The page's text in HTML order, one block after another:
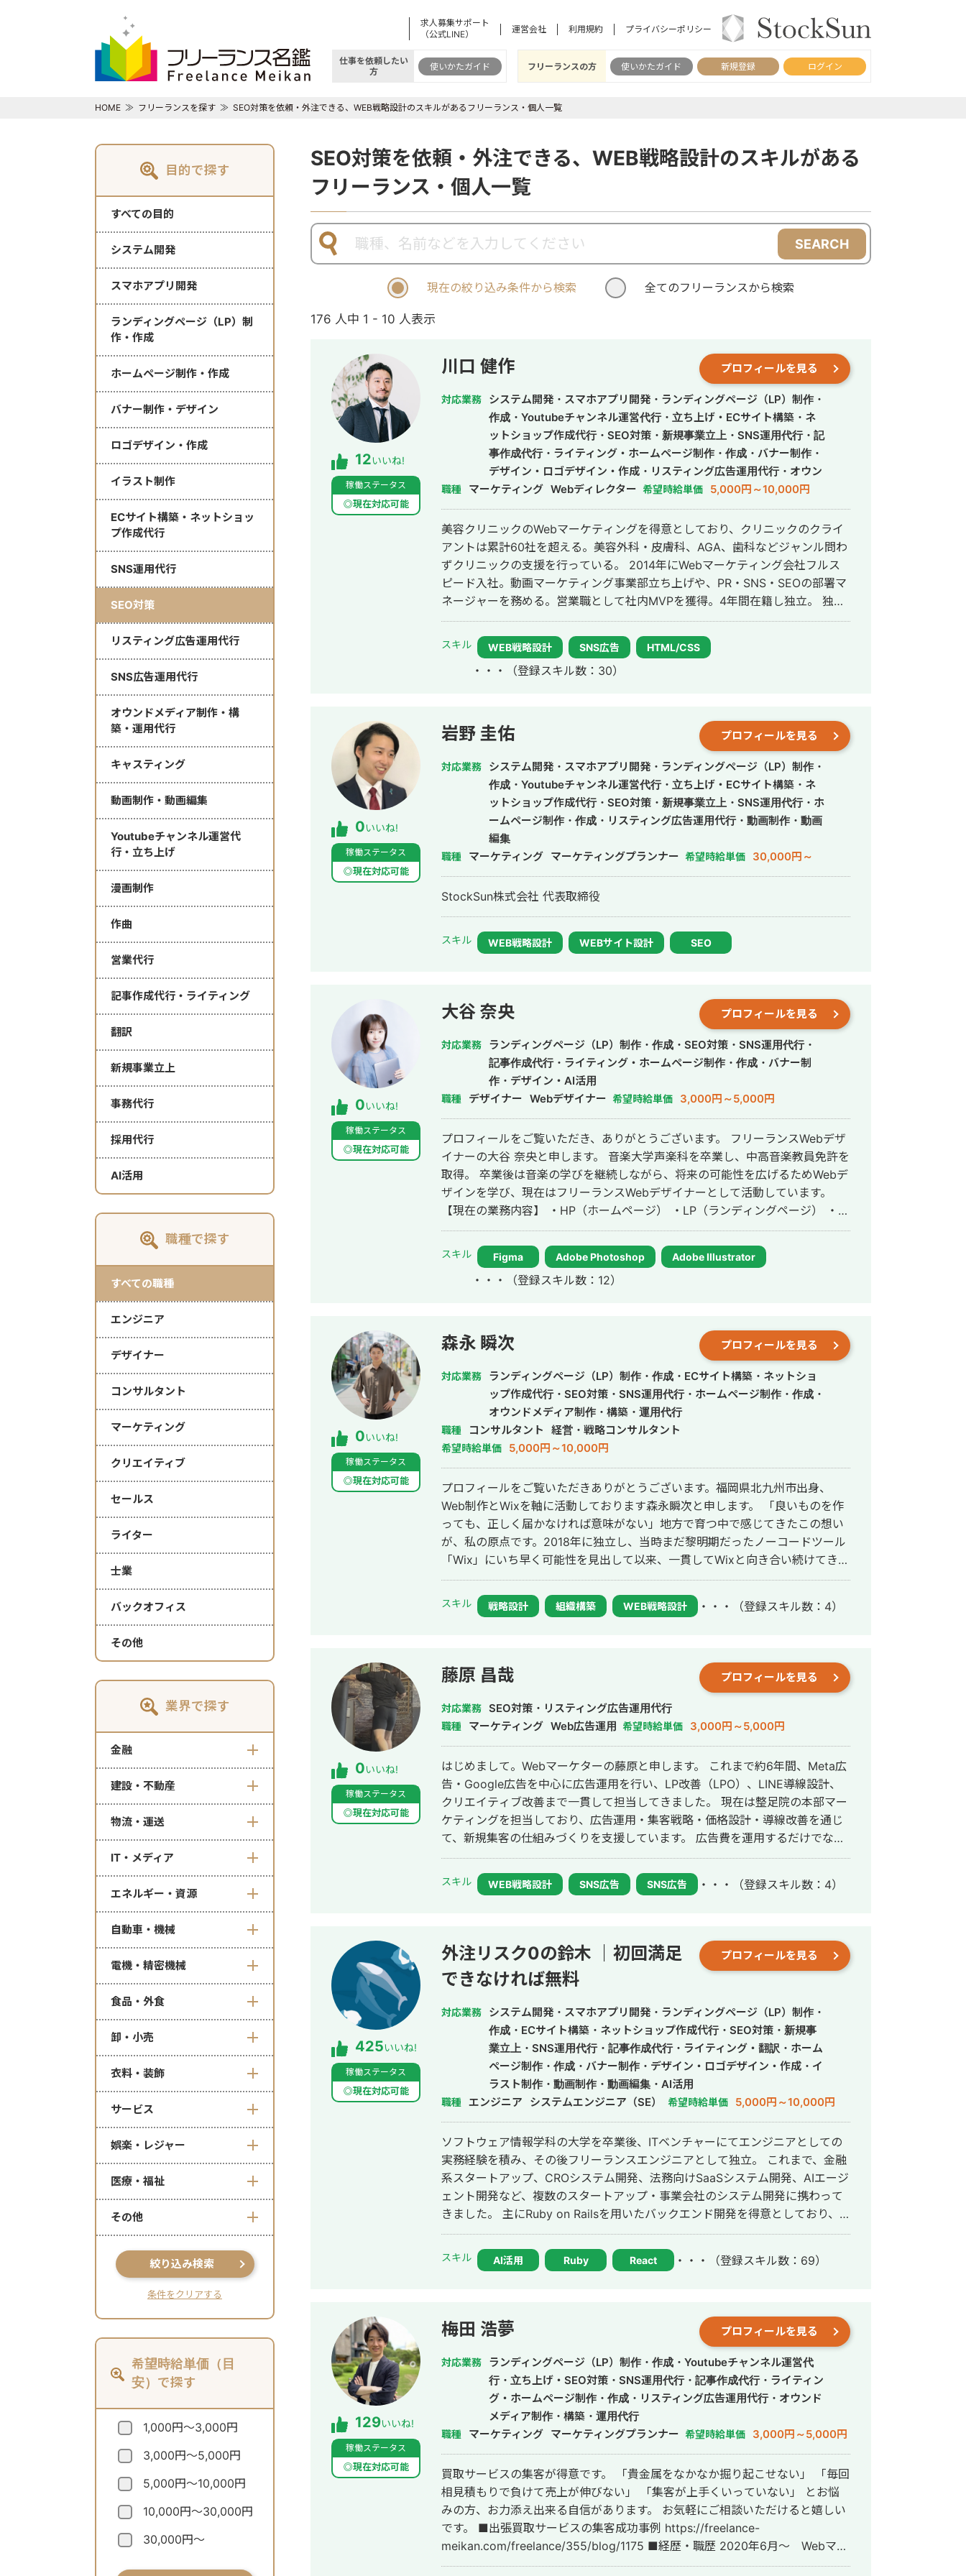
求人募集サポート
（公式LINE）
運営会社 利用規約 プライバシーポリシー
仕事を依頼したい
方
使いかたガイド フリーランスの方 使いかたガイド 新規登録 ログイン
HOME フリーランスを探す SEO対策を依頼・外注できる、WEB戦略設計のスキルがあるフリーランス・個人一覧
目的で探す
すべての目的
システム開発
スマホアプリ開発
ランディングページ（LP）制
作・作成
ホームページ制作・作成
バナー制作・デザイン
ロゴデザイン・作成
イラスト制作
ECサイト構築・ネットショッ
プ作成代行
SNS運用代行
SEO対策
リスティング広告運用代行
SNS広告運用代行
オウンドメディア制作・構
築・運用代行
キャスティング
動画制作・動画編集
Youtubeチャンネル運営代
行・立ち上げ
漫画制作
作曲
営業代行
記事作成代行・ライティング
翻訳
新規事業立上
事務代行
採用代行
AI活用
職種で探す
すべての職種
エンジニア
デザイナー
コンサルタント
マーケティング
クリエイティブ
セールス
ライター
士業
バックオフィス
その他
業界で探す
金融
建設・不動産
物流・運送
IT・メディア
エネルギー・資源
自動車・機械
電機・精密機械
食品・外食
卸・小売
衣料・装飾
サービス
娯楽・レジャー
医療・福祉
その他
絞り込み検索
条件をクリアする
希望時給単価（目
安）で探す
1,000円～3,000円
3,000円～5,000円
5,000円～10,000円
10,000円～30,000円
30,000円～
SEO対策を依頼・外注できる、WEB戦略設計のスキルがある
フリーランス・個人一覧
SEARCH
現在の絞り込み条件から検索 全てのフリーランスから検索
176 人中 1 - 10 人表示
12いいね!
稼働ステータス
◎現在対応可能
川口 健作 プロフィールを見る
対応業務
システム開発・スマホアプリ開発・ランディングページ（LP）制作・
作成・Youtubeチャンネル運営代行・立ち上げ・ECサイト構築・ネ
ットショップ作成代行・SEO対策・新規事業立上・SNS運用代行・記
事作成代行・ライティング・ホームページ制作・作成・バナー制作・
デザイン・ロゴデザイン・作成・リスティング広告運用代行・オウン
ドメディア制作・構築・運用代行・動画制作・動画編集・営業代行
職種 マーケティング Webディレクター 希望時給単価 5,000円～10,000円
美容クリニックのWebマーケティングを得意としており、クリニックのクライ
アントは累計60社を超える。美容外科・皮膚科、AGA、歯科などジャンル問わ
ずクリニックの支援を行っている。 2014年にWebマーケティング会社フルス
ピード入社。動画マーケティング事業部立ち上げや、PR・SNS・SEOの部署マ
ネージャーを務める。営業職として社内MVPを獲得。4年間在籍し独立。 独立
後はフリーランスとなり、フロントエンドエンジニア兼総合Webマーケターと
して活動。現在はWebコンサルティング会社を創設し、法人としてStockSunに
スキル WEB戦略設計 SNS広告 HTML/CSS
・・・ （登録スキル数：30）
0いいね!
稼働ステータス
◎現在対応可能
岩野 圭佑 プロフィールを見る
対応業務
システム開発・スマホアプリ開発・ランディングページ（LP）制作・
作成・Youtubeチャンネル運営代行・立ち上げ・ECサイト構築・ネ
ットショップ作成代行・SEO対策・新規事業立上・SNS運用代行・ホ
ームページ制作・作成・リスティング広告運用代行・動画制作・動画
編集
職種 マーケティング マーケティングプランナー 希望時給単価 30,000円～
StockSun株式会社 代表取締役
スキル WEB戦略設計 WEBサイト設計 SEO
0いいね!
稼働ステータス
◎現在対応可能
大谷 奈央 プロフィールを見る
対応業務
ランディングページ（LP）制作・作成・SEO対策・SNS運用代行・
記事作成代行・ライティング・ホームページ制作・作成・バナー制
作・デザイン・AI活用
職種 デザイナー Webデザイナー 希望時給単価 3,000円～5,000円
プロフィールをご覧いただき、ありがとうございます。 フリーランスWebデザ
イナーの大谷 奈央と申します。 音楽大学声楽科を卒業し、中高音楽教員免許を
取得。 卒業後は音楽の学びを継続しながら、将来の可能性を広げるためWebデ
ザインを学び、現在はフリーランスWebデザイナーとして活動しています。
【現在の業務内容】 ・HP（ホームページ） ・LP（ランディングページ） ・広
告バナー ・名刺 ・チラシ ・パンフレット ・SNS画像 など デザインは
単に見た目を整えるだけではなく、クライアント様の想いやサービスの魅力を
届けるための手段だと考えています。 だからこそ、丁寧なヒアリングを通して
課題や目的を整理した上でのデザイン提案を大切にしています。 音楽大学で培
作した実績をポートフォリオにまとめております。 https://fori.io/designer-
nao （掲載可能なもののみとなります） どうぞ、よろしくお願いいたします。
スキル Figma Adobe Photoshop Adobe Illustrator
・・・ （登録スキル数：12）
0いいね!
稼働ステータス
◎現在対応可能
森永 瞬次 プロフィールを見る
対応業務
ランディングページ（LP）制作・作成・ECサイト構築・ネットショ
ップ作成代行・SEO対策・SNS運用代行・ホームページ制作・作成・
オウンドメディア制作・構築・運用代行
職種 コンサルタント 経営・戦略コンサルタント
希望時給単価 5,000円～10,000円
プロフィールをご覧いただきありがとうございます。福岡県北九州市出身、
Web制作とWixを軸に活動しております森永瞬次と申します。 「良いものを作
っても、正しく届かなければ意味がない」地方で育つ中で感じてきたこの想い
が、私の原点です。2018年に独立し、当時まだ黎明期だったノーコードツール
「Wix」にいち早く可能性を見出して以来、一貫してWixと向き合い続けてきま
した。 これまでに400サイト以上、250社を超える企業のWeb制作と事業成長
支援に携わってまいりました。Wixの認定パートナーとして国内最高位の「レ
ジェンドレベル」、そしてWix Studioの国内導入実績No.1という評価をいただ
果を生み続ける設計こそが価値だと考えています。デザインだけでなくSEO・
マーケティングまで一気通貫で、お客様の事業成長に本気で伴走することを信
条としています。 Wixのこと、Web集客のこと、そして「成果の出るサイト」
づくりについて、現場で得た一次情報をこれからも発信してまいります。何卒
スキル 戦略設計 組織構築 WEB戦略設計 ・・・ （登録スキル数：4）
0いいね!
稼働ステータス
◎現在対応可能
藤原 昌哉 プロフィールを見る
対応業務 SEO対策・リスティング広告運用代行
職種 マーケティング Web広告運用 希望時給単価 3,000円～5,000円
はじめまして。Webマーケターの藤原と申します。 これまで約6年間、Meta広
告・Google広告を中心に広告運用を行い、LP改善（LPO）、LINE導線設計、
クリエイティブ改善まで一貫して担当してきました。 現在は整足院の本部マー
ケティングを担当しており、広告運用・集客戦略・価格設計・導線改善を通じ
て、新規集客の仕組みづくりを支援しています。 広告費を運用するだけでな
く、問い合わせ率や成約率まで含めた改善を得意としています。 また、現場で
の接客・営業経験もあるため、ユーザー心理を踏まえた訴求設計やコピーライ
ティングも強みです。
スキル WEB戦略設計 SNS広告 SNS広告 ・・・ （登録スキル数：4）
425いいね!
稼働ステータス
◎現在対応可能
外注リスク0の鈴木 ｜初回満足
できなければ無料
プロフィールを見る
対応業務
システム開発・スマホアプリ開発・ランディングページ（LP）制作・
作成・ECサイト構築・ネットショップ作成代行・SEO対策・新規事
業立上・SNS運用代行・記事作成代行・ライティング・翻訳・ホーム
ページ制作・作成・バナー制作・デザイン・ロゴデザイン・作成・イ
ラスト制作・動画制作・動画編集・AI活用
職種 エンジニア システムエンジニア（SE） 希望時給単価 5,000円～10,000円
ソフトウェア情報学科の大学を卒業後、ITベンチャーにてエンジニアとしての
実務経験を積み、その後フリーランスエンジニアとして独立。 これまで、金融
系スタートアップ、CROシステム開発、法務向けSaaSシステム開発、AIエージ
ェント開発など、複数のスタートアップ・事業会社のシステム開発に携わって
きました。 主にRuby on Railsを用いたバックエンド開発を得意としており、
要件定義、設計、実装、本番リリース、運用改善まで一貫して対応していま
す。 特に、仕様が複雑な業務システムや、要件がまだ固まりきっていない新規
開発において、事業目的を整理しながら、正確にスピード感を持って形にして
へのAI機能の組み込みなどにも対応しています。 単純に言われたものを作るだ
けではなく、事業として使える形に落とし込むことを重視し、開発の初期段階
からリリース後の運用まで伴走しています。
スキル AI活用 Ruby React ・・・ （登録スキル数：69）
129いいね!
稼働ステータス
◎現在対応可能
梅田 浩夢 プロフィールを見る
対応業務
ランディングページ（LP）制作・作成・Youtubeチャンネル運営代
行・立ち上げ・SEO対策・SNS運用代行・記事作成代行・ライティン
グ・ホームページ制作・作成・リスティング広告運用代行・オウンド
メディア制作・構築・運用代行
職種 マーケティング マーケティングプランナー 希望時給単価 3,000円～5,000円
買取サービスの集客が得意です。 「貴金属をなかなか掘り起こせない」 「毎回
相見積もりで負けて売上が伸びない」 「集客が上手くいっていない」 とお悩
みの方、お力添え出来る自信があります。 お気軽にご相談いただけると嬉しい
です。 ■出張買取サービスの集客成功事例 https://freelance-
meikan.com/freelance/355/blog/1175 ■経歴・職歴 2020年6月〜 Webマー
ケ支援会社（当時社員7名）にインターンとして参画し、案件獲得に向けた自社